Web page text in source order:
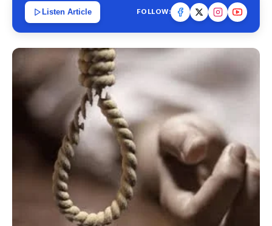
Listen Article FOLLOW: